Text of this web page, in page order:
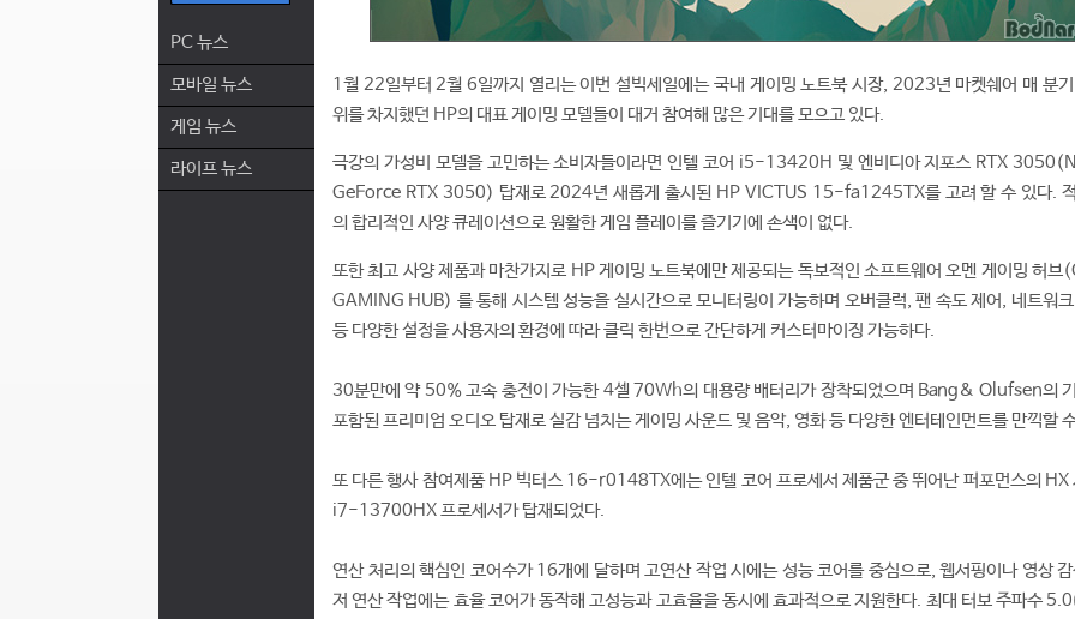
PC 뉴스
모바일 뉴스
게임 뉴스
라이프 뉴스
1월 22일부터 2월 6일까지 열리는 이번 설빅세일에는 국내 게이밍 노트북 시장, 2023년 마켓쉐어 매 분
위를 차지했던 HP의 대표 게이밍 모델들이 대거 참여해 많은 기대를 모으고 있다.
극강의 가성비 모델을 고민하는 소비자들이라면 인텔 코어 i5-13420H 및 엔비디아 지포스 RTX
GeForce RTX 3050) 탑재로 2024년 새롭게 출시된 HP VICTUS 15-fa1245TX를 고려 할 수 있다.
의 합리적인 사양 큐레이션으로 원활한 게임 플레이를 즐기기에 손색이 없다.
또한 최고 사양 제품과 마찬가지로 HP 게이밍 노트북에만 제공되는 독보적인 소프트웨어 오멘 게이밍 허
GAMING HUB) 를 통해 시스템 성능을 실시간으로 모니터링이 가능하며 오버클럭, 팬 속도 제어, 네트워
등 다양한 설정을 사용자의 환경에 따라 클릭 한번으로 간단하게 커스터마이징 가능하다.
30분만에 약 50% 고속 충전이 가능한 4셀 70Wh의 대용량 배터리가 장착되었으며 Bang& Olufsen의
포함된 프리미엄 오디오 탑재로 실감 넘치는 게이밍 사운드 및 음악, 영화 등 다양한 엔터테인먼트를 만끽할
또 다른 행사 참여제품 HP 빅터스 16-r0148TX에는 인텔 코어 프로세서 제품군 중 뛰어난 퍼포먼스의 HX
i7-13700HX 프로세서가 탑재되었다.
연산 처리의 핵심인 코어수가 16개에 달하며 고연산 작업 시에는 성능 코어를 중심으로, 웹서핑이나 영상
저 연산 작업에는 효율 코어가 동작해 고성능과 고효율을 동시에 효과적으로 지원한다. 최대 터보 주파수